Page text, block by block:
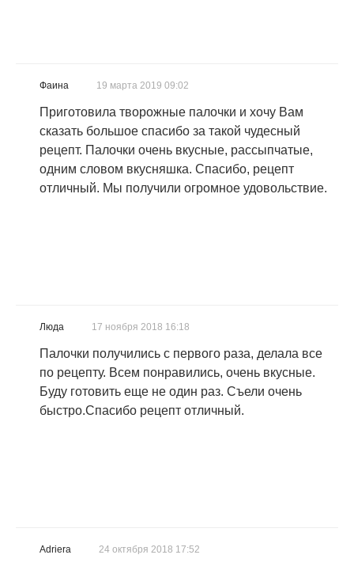
Фаина 19 марта 2019 09:02
Приготовила творожные палочки и хочу Вам
сказать большое спасибо за такой чудесный
рецепт. Палочки очень вкусные, рассыпчатые,
одним словом вкусняшка. Спасибо, рецепт
отличный. Мы получили огромное удовольствие.
Люда 17 ноября 2018 16:18
Палочки получились с первого раза, делала все
по рецепту. Всем понравились, очень вкусные.
Буду готовить еще не один раз. Съели очень
быстро.Спасибо рецепт отличный.
Adriera 24 октября 2018 17:52